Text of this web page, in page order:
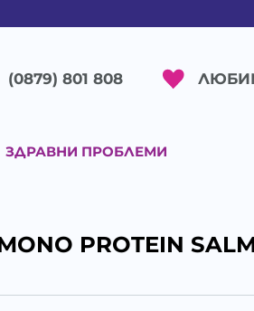
(0879) 801 808
ЗДРАВНИ ПРОБЛЕМИ
PROTEIN